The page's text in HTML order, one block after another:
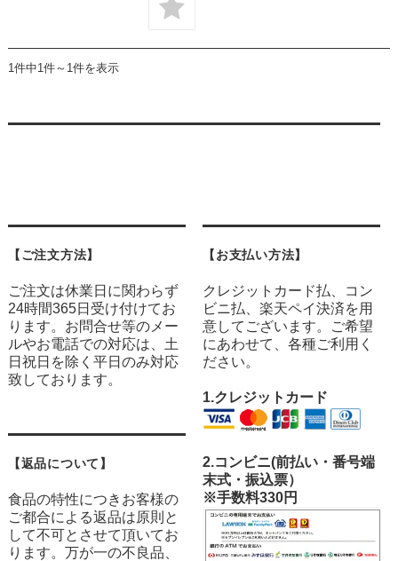
1件中1件～1件を表示
【ご注文方法】
ご注文は休業日に関わらず
24時間365日受け付けてお
ります。お問合せ等のメー
ルやお電話での対応は、土
日祝日を除く平日のみ対応
致しております。
【返品について】
食品の特性につきお客様の
ご都合による返品は原則と
して不可とさせて頂いてお
ります。万が一の不良品、
【お支払い方法】
クレジットカード払、コン
ビニ払、楽天ペイ決済を用
意してございます。ご希望
にあわせて、各種ご利用く
ださい。
1.クレジットカード
2.コンビニ(前払い・番号端
末式・振込票）
※手数料330円